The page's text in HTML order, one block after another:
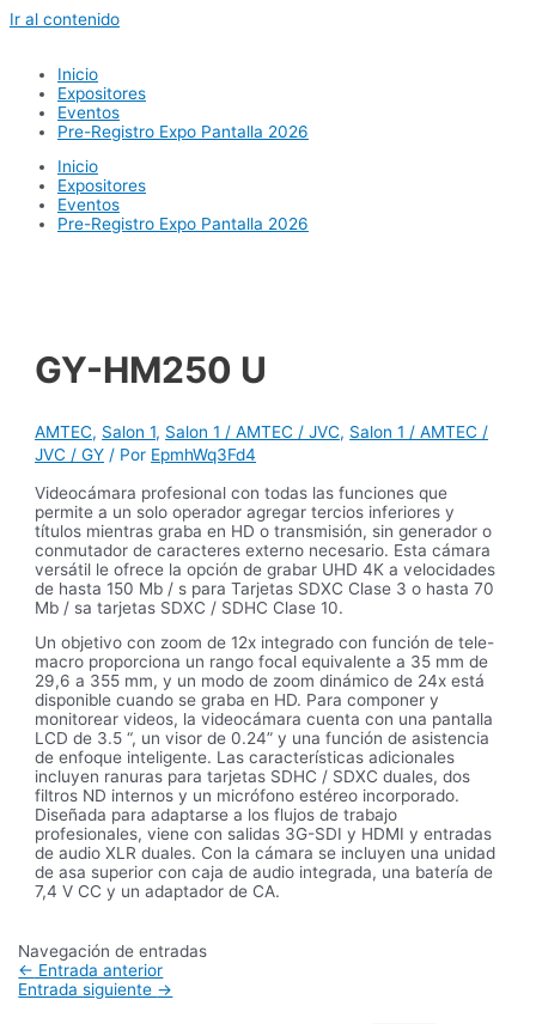
Ir al contenido
Inicio
Expositores
Eventos
Pre-Registro Expo Pantalla 2026
Inicio
Expositores
Eventos
Pre-Registro Expo Pantalla 2026
GY-HM250 U
AMTEC, Salon 1, Salon 1 / AMTEC / JVC, Salon 1 / AMTEC /
JVC / GY / Por EpmhWq3Fd4
Videocámara profesional con todas las funciones que
permite a un solo operador agregar tercios inferiores y
títulos mientras graba en HD o transmisión, sin generador o
conmutador de caracteres externo necesario. Esta cámara
versátil le ofrece la opción de grabar UHD 4K a velocidades
de hasta 150 Mb / s para Tarjetas SDXC Clase 3 o hasta 70
Mb / sa tarjetas SDXC / SDHC Clase 10.
Un objetivo con zoom de 12x integrado con función de tele-
macro proporciona un rango focal equivalente a 35 mm de
29,6 a 355 mm, y un modo de zoom dinámico de 24x está
disponible cuando se graba en HD. Para componer y
monitorear videos, la videocámara cuenta con una pantalla
LCD de 3.5 “, un visor de 0.24” y una función de asistencia
de enfoque inteligente. Las características adicionales
incluyen ranuras para tarjetas SDHC / SDXC duales, dos
filtros ND internos y un micrófono estéreo incorporado.
Diseñada para adaptarse a los flujos de trabajo
profesionales, viene con salidas 3G-SDI y HDMI y entradas
de audio XLR duales. Con la cámara se incluyen una unidad
de asa superior con caja de audio integrada, una batería de
7,4 V CC y un adaptador de CA.
Navegación de entradas
← Entrada anterior
Entrada siguiente →